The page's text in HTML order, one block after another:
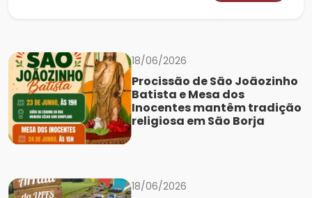
18/06/2026
Procissão de São Joãozinho
Batista e Mesa dos
Inocentes mantêm tradição
religiosa em São Borja
18/06/2026